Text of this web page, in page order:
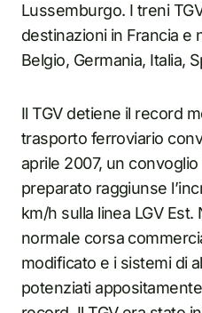
Lussemburgo. I treni
destinazioni in Francia e
Belgio, Germania, Italia,
Il TGV detiene il record
trasporto ferroviario
aprile 2007, un
preparato raggiunse
km/h sulla linea LGV
normale corsa
modificato e i sistemi di
potenziati